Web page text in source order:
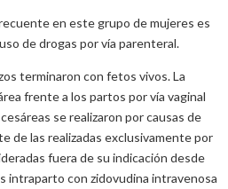
en este grupo de mujeres es
de drogas por vía parenteral.
terminaron con fetos vivos. La
frente a los partos por vía vaginal
se realizaron por causas de
de las realizadas exclusivamente por
fuera de su indicación desde
intraparto con zidovudina intravenosa